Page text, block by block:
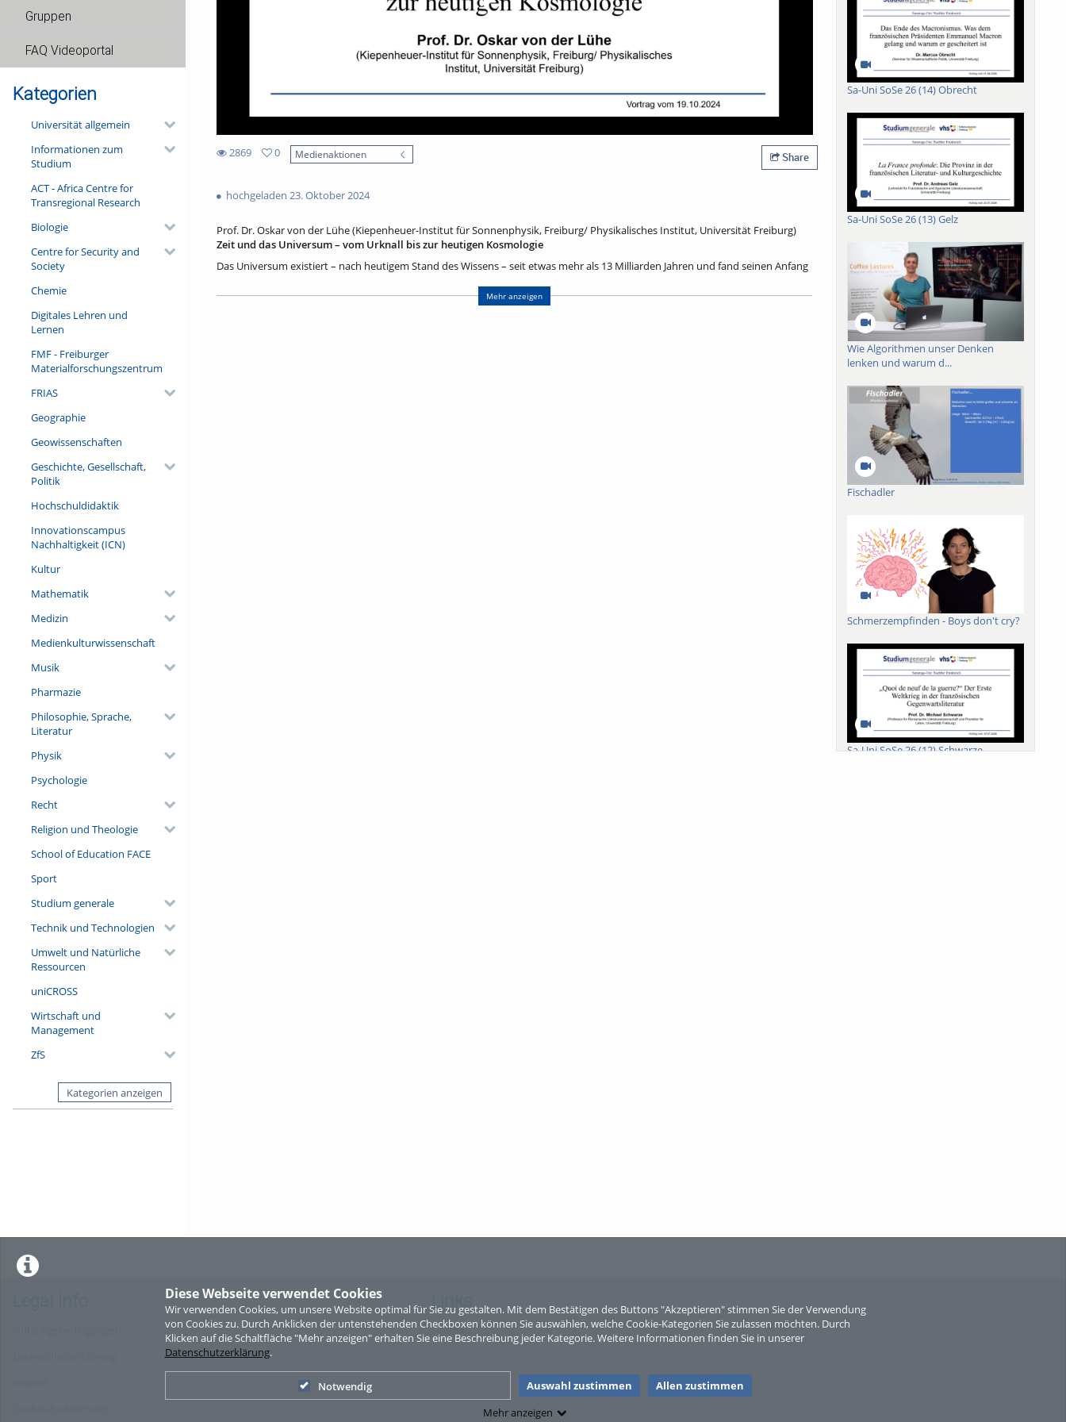
Diese Webseite verwendet Cookies
Wir verwenden Cookies, um unsere Website optimal für Sie zu gestalten. Mit dem Bestätigen des Buttons "Akzeptieren" stimmen Sie der Verwendung
von Cookies zu. Durch Anklicken der untenstehenden Checkboxen können Sie auswählen, welche Cookie-Kategorien Sie zulassen möchten. Durch
Klicken auf die Schaltfläche "Mehr anzeigen" erhalten Sie eine Beschreibung jeder Kategorie. Weitere Informationen finden Sie in unserer
Datenschutzerklärung.
Notwendig Auswahl zustimmen
Allen zustimmen
Mehr anzeigen
Gruppen
FAQ Videoportal
Kategorien
Universität allgemein
Informationen zum
Studium
ACT - Africa Centre for
Transregional Research
Biologie
Centre for Security and
Society
Chemie
Digitales Lehren und
Lernen
FMF - Freiburger
Materialforschungszentrum
FRIAS
Geographie
Geowissenschaften
Geschichte, Gesellschaft,
Politik
Hochschuldidaktik
Innovationscampus
Nachhaltigkeit (ICN)
Kultur
Mathematik
Medizin
Medienkulturwissenschaft
Musik
Pharmazie
Philosophie, Sprache,
Literatur
Physik
Psychologie
Recht
Religion und Theologie
School of Education FACE
Sport
Studium generale
Technik und Technologien
Umwelt und Natürliche
Ressourcen
uniCROSS
Wirtschaft und
Management
ZfS
Kategorien anzeigen
2869
views
0
Medienaktionen Share
hochgeladen 23. Oktober 2024
Prof. Dr. Oskar von der Lühe (Kiepenheuer-Institut für Sonnenphysik, Freiburg/ Physikalisches Institut, Universität Freiburg)
Zeit und das Universum – vom Urknall bis zur heutigen Kosmologie
Das Universum existiert – nach heutigem Stand des Wissens – seit etwas mehr als 13 Milliarden Jahren und fand seinen Anfang
Raum und Zeit selbst, also der Konfigurationsraum, in welchem physikalische Ereignisse stattfinden, zumindest einen Anfang
Mehr anzeigen
Sa-Uni SoSe 26 (14) Obrecht
Sa-Uni SoSe 26 (13) Gelz
Wie Algorithmen unser Denken
lenken und warum d...
Fischadler
Schmerzempfinden - Boys don't cry?
Sa-Uni SoSe 26 (12) Schwarze
Sperber
Links
Sitemap